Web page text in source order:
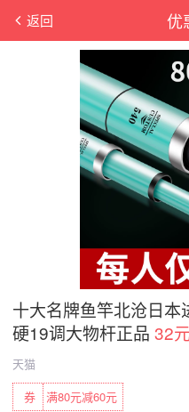
优
返回
十大名牌鱼竿北沧日
硬19调大物杆正品 32
天猫
满80元减60元
券